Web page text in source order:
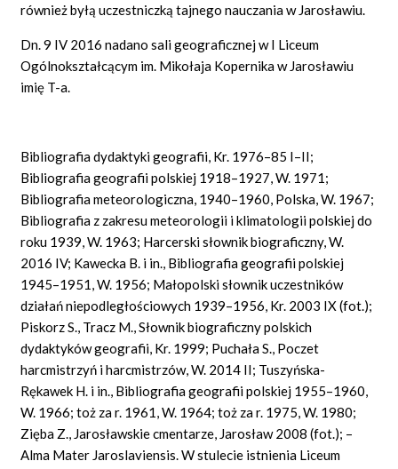
również byłą uczestniczką tajnego nauczania w Jarosławiu.
Dn. 9 IV 2016 nadano sali geograficznej w I Liceum
Ogólnokształcącym im. Mikołaja Kopernika w Jarosławiu
imię T-a.
Bibliografia dydaktyki geografii, Kr. 1976–85 I–II;
Bibliografia geografii polskiej 1918–1927, W. 1971;
Bibliografia meteorologiczna, 1940–1960, Polska, W. 1967;
Bibliografia z zakresu meteorologii i klimatologii polskiej do
roku 1939, W. 1963; Harcerski słownik biograficzny, W.
2016 IV; Kawecka B. i in., Bibliografia geografii polskiej
1945–1951, W. 1956; Małopolski słownik uczestników
działań niepodległościowych 1939–1956, Kr. 2003 IX (fot.);
Piskorz S., Tracz M., Słownik biograficzny polskich
dydaktyków geografii, Kr. 1999; Puchała S., Poczet
harcmistrzyń i harcmistrzów, W. 2014 II; Tuszyńska-
Rękawek H. i in., Bibliografia geografii polskiej 1955–1960,
W. 1966; toż za r. 1961, W. 1964; toż za r. 1975, W. 1980;
Zięba Z., Jarosławskie cmentarze, Jarosław 2008 (fot.); –
Alma Mater Jaroslaviensis. W stulecie istnienia Liceum